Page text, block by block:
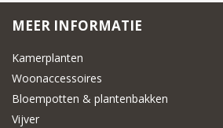
MEER INFORMATIE
Kamerplanten
Woonaccessoires
Bloempotten & plantenbakken
Vijver